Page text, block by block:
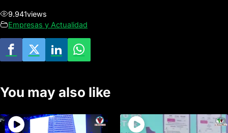
9.941views
Empresas y Actualidad
You may also like